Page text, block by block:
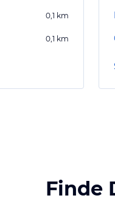
0,1 km
0,1 km
Finde